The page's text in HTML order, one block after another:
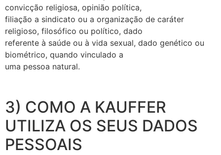
convicção religiosa, opinião política,
filiação a sindicato ou a organização de caráter
religioso, filosófico ou político, dado
referente à saúde ou à vida sexual, dado genético ou
biométrico, quando vinculado a
uma pessoa natural.
3) COMO A KAUFFER
UTILIZA OS SEUS DADOS
PESSOAIS